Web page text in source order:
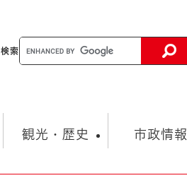
検索
観光・歴史 市政情報